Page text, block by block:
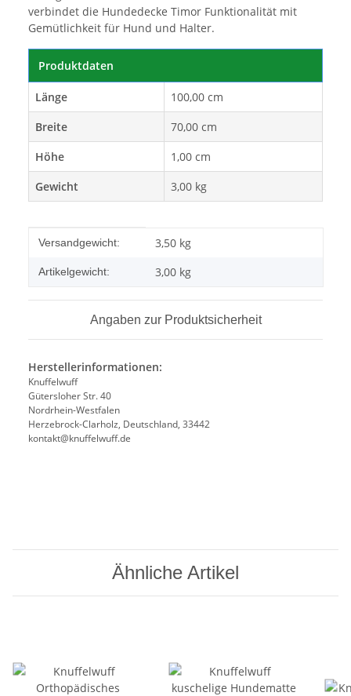
verbindet die Hundedecke Timor Funktionalität mit
Gemütlichkeit für Hund und Halter.
Produktdaten
Länge
100,00 cm
Breite
70,00 cm
Höhe
1,00 cm
Gewicht
3,00 kg
Produkteigenschaft
Wert
Versandgewicht: 3,50 kg
Artikelgewicht: 3,00 kg
Angaben zur Produktsicherheit
Herstellerinformationen:
Knuffelwuff
Gütersloher Str. 40
Nordrhein-Westfalen
Herzebrock-Clarholz, Deutschland, 33442
kontakt@knuffelwuff.de
Ähnliche Artikel